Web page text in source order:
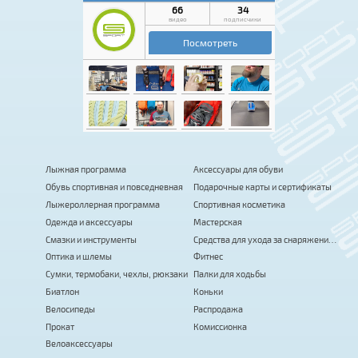
Лыжная программа
Обувь спортивная и повседневная
Лыжероллерная программа
Одежда и аксессуары
Смазки и инструменты
Оптика и шлемы
Сумки, термобаки, чехлы, рюкзаки
Биатлон
Велосипеды
Прокат
Велоаксессуары
Аксессуары для обуви
Подарочные карты и сертификаты
Спортивная косметика
Мастерская
Средства для ухода за снаряжением
Фитнес
Палки для ходьбы
Коньки
Распродажа
Комиссионка